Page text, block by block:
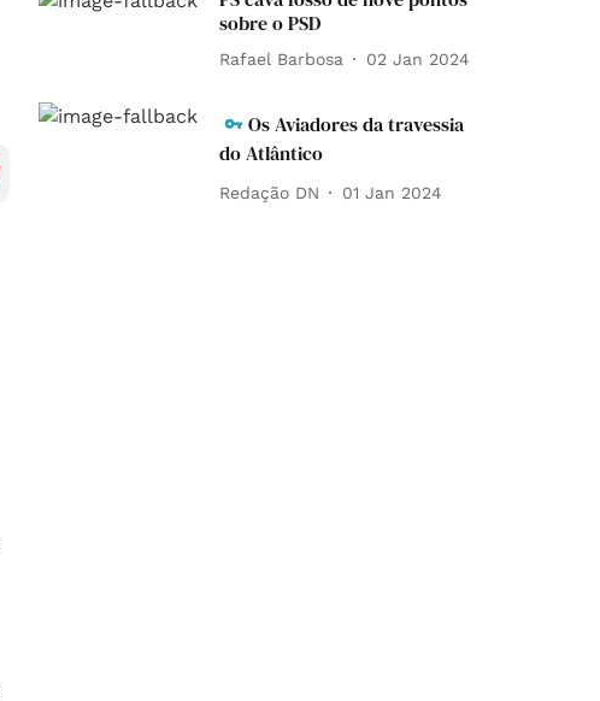
sobre o PSD
Rafael Barbosa 02 Jan 2024
Os Aviadores da travessia
do Atlântico
Redação DN 01 Jan 2024